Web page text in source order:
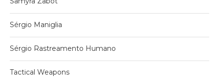
Sérgio Maniglia
Sérgio Rastreamento Humano
Tactical Weapons